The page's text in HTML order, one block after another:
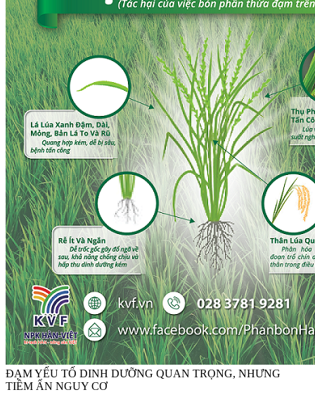
ĐẠM YẾU TỐ DINH DƯỠNG QUAN TRỌNG, NHƯNG
TIỀM ẨN NGUY CƠ